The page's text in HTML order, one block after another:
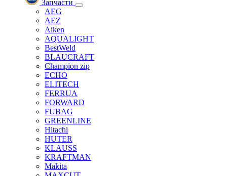
Запчасти
AEG
AEZ
Aiken
AQUALIGHT
BestWeld
BLAUCRAFT
Champion zip
ECHO
ELITECH
FERRUA
FORWARD
FUBAG
GREENLINE
Hitachi
HUTER
KLAUSS
KRAFTMAN
Makita